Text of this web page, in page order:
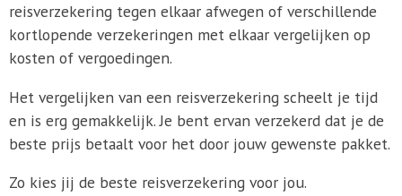
reisverzekering tegen elkaar afwegen of verschillende
kortlopende verzekeringen met elkaar vergelijken op
kosten of vergoedingen.
Het vergelijken van een reisverzekering scheelt je tijd
en is erg gemakkelijk. Je bent ervan verzekerd dat je de
beste prijs betaalt voor het door jouw gewenste pakket.
Zo kies jij de beste reisverzekering voor jou.